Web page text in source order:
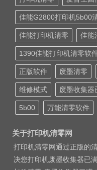
佳能G2800打印机5b00
佳能打印机清零 佳能
1390佳能打印机清零软
正版软件 废墨清零
维修模式 废墨收集器
5b00 万能清零软件
关于打印机清零网
打印机清零网通过正版的
决您打印机废墨收集器已